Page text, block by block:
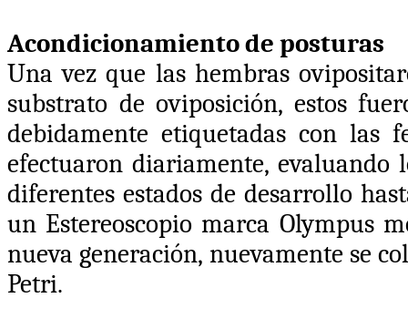
Acondicionamiento de posturas
Una vez que las hembras
substrato de oviposición, estos
debidamente etiquetadas con las
efectuaron diariamente, evaluando
diferentes estados de desarrollo
un Estereoscopio marca Olympus
nueva generación, nuevamente se
Petri.